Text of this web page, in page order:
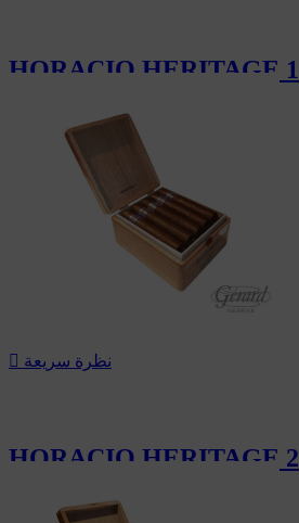
HORACIO HERITAGE 1
 نظرة سريعة
HORACIO HERITAGE 2
204.00 CHF